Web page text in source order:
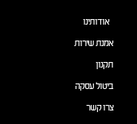
אודותינו
אמנת שירות
תקנון
ביטול עסקה
צרו קשר